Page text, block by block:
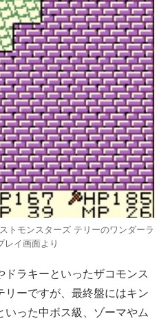
トモンスターズ テリーのワンダーラ
レイ画面より
ラキーといったザコモンス
リーですが、最終盤にはキン
いった中ボス級、ゾーマやム